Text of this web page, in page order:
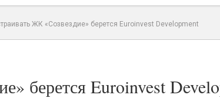
ЖК «Созвездие» берется Euroinvest Development
берется Euroinvest